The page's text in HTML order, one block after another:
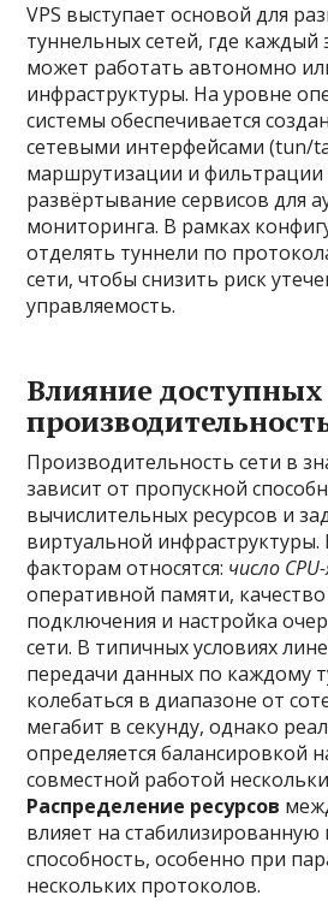
VPS выступает основой для
туннельных сетей, где каждый
может работать автономно
инфраструктуры. На уровне
системы обеспечивается
сетевыми интерфейсами (tun/
маршрутизации и фильтрации
развёртывание сервисов для
мониторинга. В рамках
отделять туннели по
сети, чтобы снизить риск
управляемость.
Влияние доступных
Производительность сети в
зависит от пропускной
вычислительных ресурсов и
виртуальной
факторам относятся: число
оперативной памяти, качество
подключения и настройка
сети. В типичных условиях
передачи данных по каждому
колебаться в диапазоне от
мегабит в секунду, однако
определяется балансировкой
совместной работой
Распределение ресурсов
влияет на стабилизированную
способность, особенно при
нескольких протоколов.